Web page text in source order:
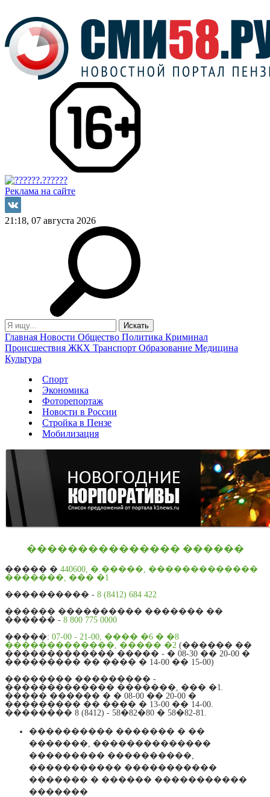
Реклама на сайте
21:18, 07 августа 2026
Главная Новости Общество Политика Криминал
Происшествия ЖКХ Транспорт Образование Медицина
Культура
Спорт
Экономика
Фоторепортаж
Новости в России
Стройка в Пензе
Мобилизация
��������������� ������
����� � 440600, �.�����, �������������
�������, ��� �1
���������� - 8 (8412) 684 422
������ ���������� ������� ��
������ - 8 800 775 0000
�����: 07-00 - 21-00, ���� �6 � �8
�������������, ����� �2 (������ ��
������������� ����� - � 08-30 �� 20-00 �
��������� �� ���� � 14-00 �� 15-00)
�������� ��������� -
������������� �������, ��� �1.
����� ������ � � 08-00 �� 20-00 �
��������� �� ���� � 13-00 �� 14-00.
�������� 8 (8412) - 58�82�80 � 58�82-81.
���������� ������� � ��
�������, ��������������
��������� ����������,
����������� �����������
������� � ������ �����������
�������